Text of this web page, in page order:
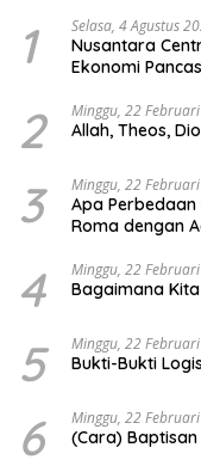
1 Selasa, 4 Agustus
Nusantara
Ekonomi
Ekonomi Politik
“Urgensi
Indonesia Emas
2 Minggu, 22
Allah, Theos,
3 Minggu, 22
Apa
Roma dengan
4 Minggu, 22
Bagaimana
5 Minggu, 22
Bukti-Bukti
6 Minggu, 22
(Cara) Baptisan